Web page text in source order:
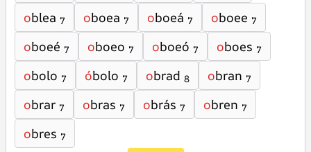
oblea 7 oboea 7 oboeá 7 oboee 7
oboeé 7 oboeo 7 oboeó 7 oboes 7
obolo 7 óbolo 7 obrad 8 obran 7
obrar 7 obras 7 obrás 7 obren 7
obres 7